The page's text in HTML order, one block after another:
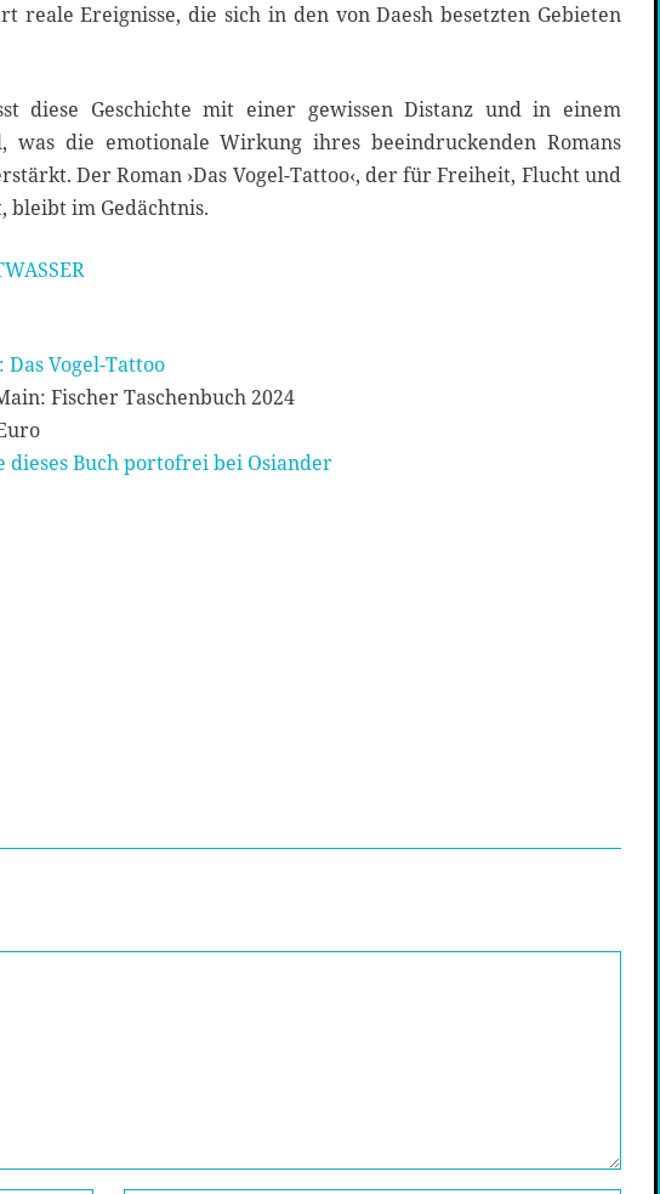
reale Ereignisse, die sich in den von Daesh besetzten Gebieten
diese Geschichte mit einer gewissen Distanz und in einem
was die emotionale Wirkung ihres beeindruckenden Romans
Der Roman ›Das Vogel-Tattoo‹, der für Freiheit, Flucht und
bleibt im Gedächtnis.
Vogel-Tattoo
Fischer Taschenbuch 2024
dieses Buch portofrei bei Osiander